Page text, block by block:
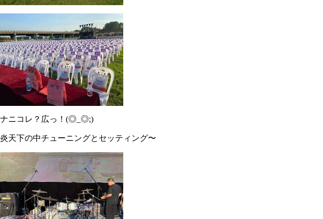
ナニコレ？広っ！(◎_◎;)
炎天下の中チューニングとセッティング〜